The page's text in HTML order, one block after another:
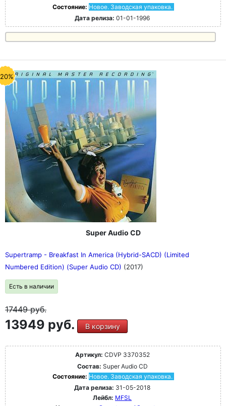
Состояние: Новое. Заводская упаковка.
Дата релиза: 01-01-1996
Super Audio CD
Supertramp - Breakfast In America (Hybrid-SACD) (Limited
Numbered Edition) (Super Audio CD) (2017)
Есть в наличии
17449руб.
13949 руб. В корзину
Артикул: CDVP 3370352
Состав: Super Audio CD
Состояние: Новое. Заводская упаковка.
Дата релиза: 31-05-2018
Лейбл: MFSL